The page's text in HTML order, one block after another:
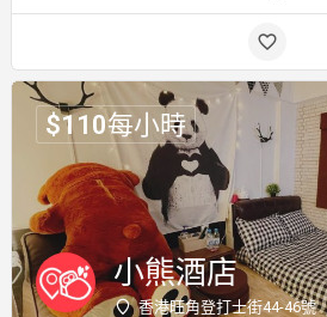
小熊酒店
香港旺角登打士街44-46號
$110每小時